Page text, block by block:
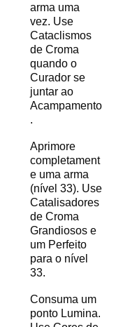
arma uma
vez. Use
Cataclismos
de Croma
quando o
Curador se
juntar ao
Acampamento
.
Aprimore
completament
e uma arma
(nível 33). Use
Catalisadores
de Croma
Grandiosos e
um Perfeito
para o nível
33.
Consuma um
ponto Lumina.